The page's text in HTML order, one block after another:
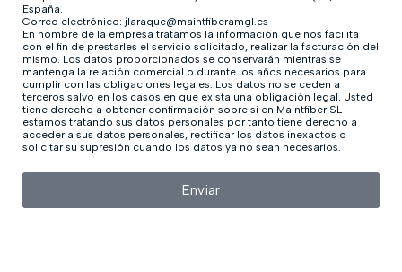
España.
Correo electrónico: jlaraque@maintfiberamgl.es
En nombre de la empresa tratamos la información que nos facilita
con el fin de prestarles el servicio solicitado, realizar la facturación del
mismo. Los datos proporcionados se conservarán mientras se
mantenga la relación comercial o durante los años necesarios para
cumplir con las obligaciones legales. Los datos no se ceden a
terceros salvo en los casos en que exista una obligación legal. Usted
tiene derecho a obtener confirmación sobre si en Maintfiber SL
estamos tratando sus datos personales por tanto tiene derecho a
acceder a sus datos personales, rectificar los datos inexactos o
solicitar su supresión cuando los datos ya no sean necesarios.
Enviar